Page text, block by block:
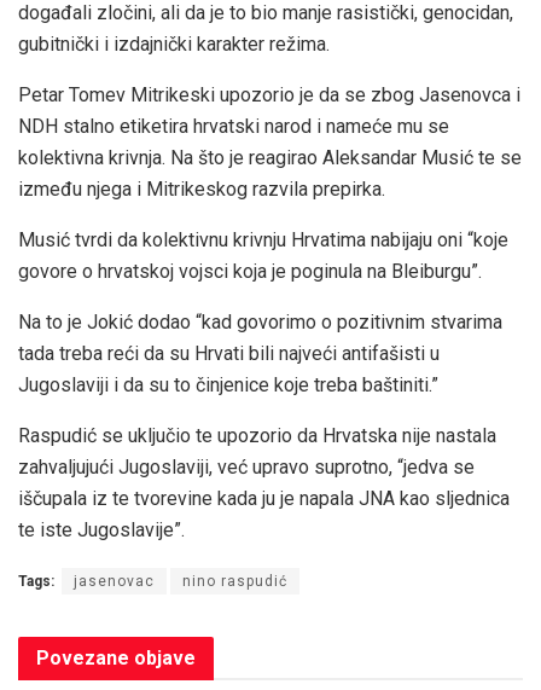
događali zločini, ali da je to bio manje rasistički, genocidan,
gubitnički i izdajnički karakter režima.
Petar Tomev Mitrikeski upozorio je da se zbog Jasenovca i
NDH stalno etiketira hrvatski narod i nameće mu se
kolektivna krivnja. Na što je reagirao Aleksandar Musić te se
između njega i Mitrikeskog razvila prepirka.
Musić tvrdi da kolektivnu krivnju Hrvatima nabijaju oni “koje
govore o hrvatskoj vojsci koja je poginula na Bleiburgu”.
Na to je Jokić dodao “kad govorimo o pozitivnim stvarima
tada treba reći da su Hrvati bili najveći antifašisti u
Jugoslaviji i da su to činjenice koje treba baštiniti.”
Raspudić se uključio te upozorio da Hrvatska nije nastala
zahvaljujući Jugoslaviji, već upravo suprotno, “jedva se
iščupala iz te tvorevine kada ju je napala JNA kao sljednica
te iste Jugoslavije”.
Tags: jasenovac nino raspudić
Povezane objave